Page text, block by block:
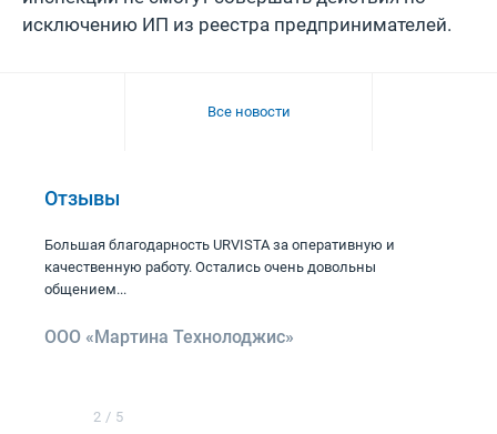
исключeнию ИП из рeeстра предпринимателей.
Все новости
Отзывы
Большая благодарность URVISTA за оперативную и
качественную работу. Остались очень довольны
общением...
ООО «Мартина Технолоджис»
2 / 5